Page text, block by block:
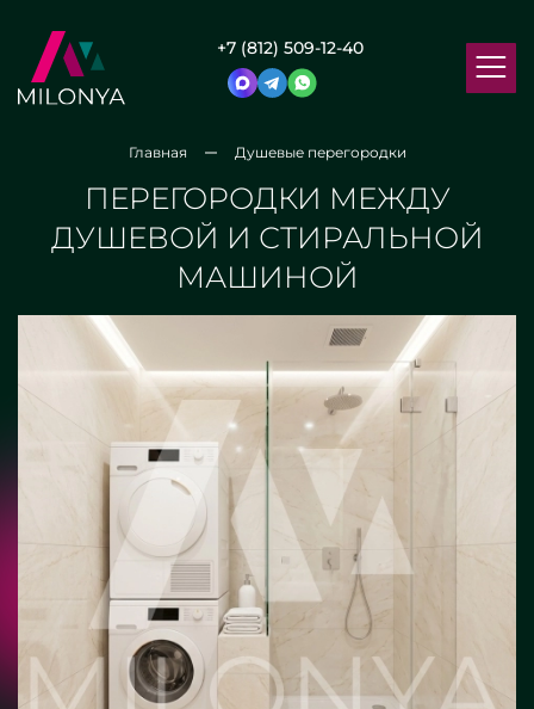
+7 (812) 509-12-40
Главная Душевые перегородки
ПЕРЕГОРОДКИ МЕЖДУ
ДУШЕВОЙ И СТИРАЛЬНОЙ
МАШИНОЙ